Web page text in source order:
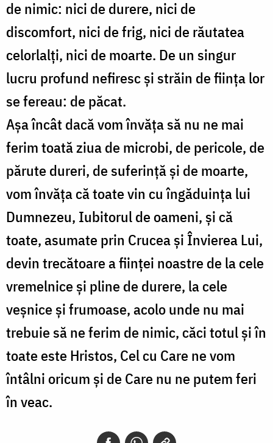
de nimic: nici de durere, nici de
discomfort, nici de frig, nici de răutatea
celorlalți, nici de moarte. De un singur
lucru profund nefiresc și străin de ființa lor
se fereau: de păcat.
Așa încât dacă vom învăța să nu ne mai
ferim toată ziua de microbi, de pericole, de
părute dureri, de suferință și de moarte,
vom învăța că toate vin cu îngăduința lui
Dumnezeu, Iubitorul de oameni, și că
toate, asumate prin Crucea și Învierea Lui,
devin trecătoare a ființei noastre de la cele
vremelnice și pline de durere, la cele
veșnice și frumoase, acolo unde nu mai
trebuie să ne ferim de nimic, căci totul și în
toate este Hristos, Cel cu Care ne vom
întâlni oricum și de Care nu ne putem feri
în veac.